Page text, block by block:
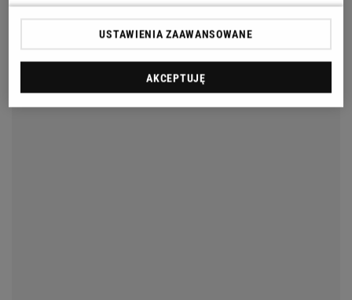
praktycznie żaden wydatek.
USTAWIENIA ZAAWANSOWANE
AKCEPTUJĘ